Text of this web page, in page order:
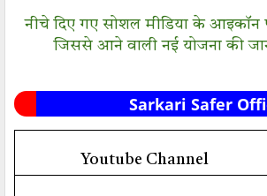
नीचे दिए गए सोशल मीडिया के
जिससे आने वाली नई योजना की
Sarkari Safer
Youtube Channel